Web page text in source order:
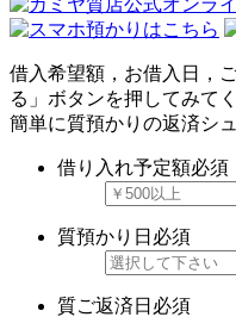
借入希望額，お借入日，
る」ボタンを押してみて
簡単に質預かりの返済シ
借り入れ予定額必須
質預かり日 必須
質ご返済日 必須